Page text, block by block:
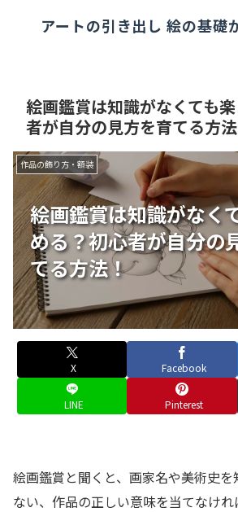
アートの引き出し 絵の基礎
絵画鑑賞は知識がなくても
者が自分の見方を育てる方法
絵画鑑賞は知識がなく
める？初心者が自分の
てる方法！
作品の飾り方・額装
X Facebook
LINE Pinterest
絵画鑑賞と聞くと、画家名や美術史
ない、作品の正しい意味を当てなけ